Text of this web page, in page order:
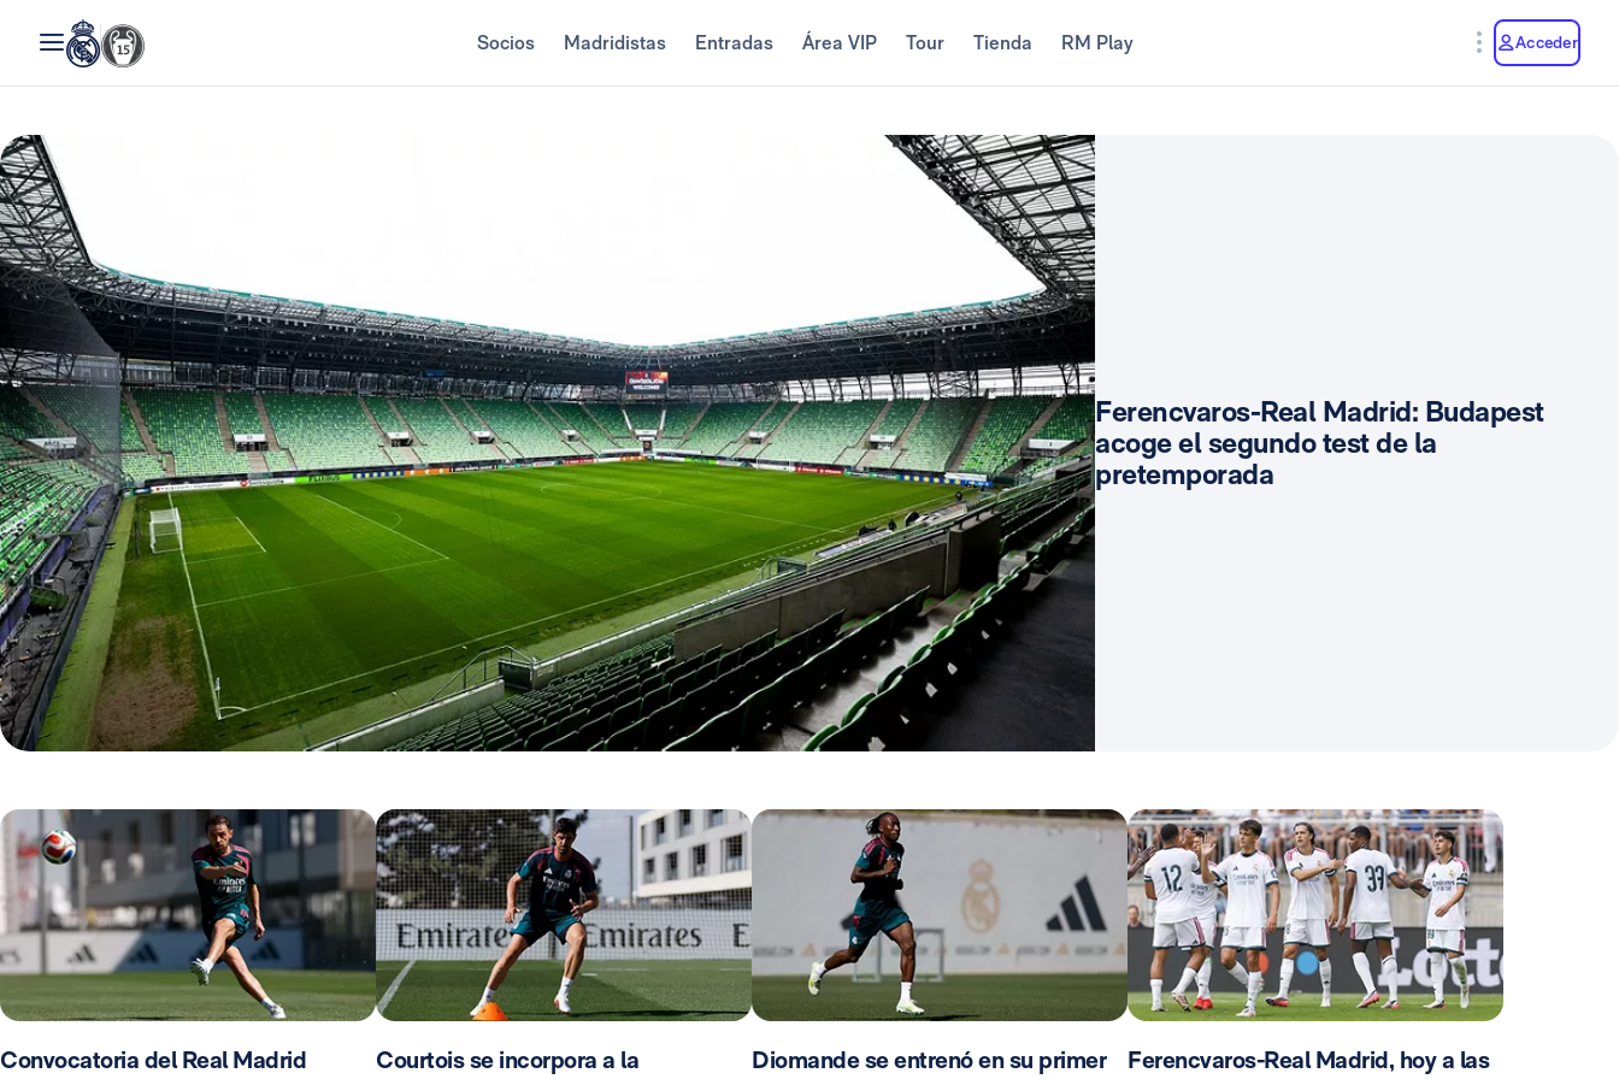
Socios Madridistas Entradas Área VIP Tour Tienda RM Play Acceder
Ferencvaros-Real Madrid: Budapest
acoge el segundo test de la
pretemporada
Convocatoria del Real Madrid
Courtois se incorpora a la
Diomande se entrenó en su primer
Ferencvaros-Real Madrid, hoy a las